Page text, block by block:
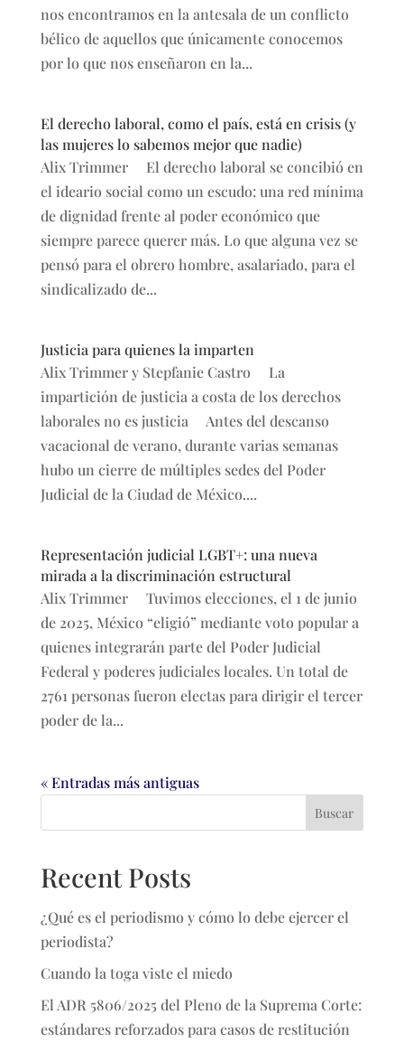
nos encontramos en la antesala de un conflicto
bélico de aquellos que únicamente conocemos
por lo que nos enseñaron en la...
El derecho laboral, como el país, está en crisis (y
las mujeres lo sabemos mejor que nadie)
Alix Trimmer El derecho laboral se concibió en
el ideario social como un escudo: una red mínima
de dignidad frente al poder económico que
siempre parece querer más. Lo que alguna vez se
pensó para el obrero hombre, asalariado, para el
sindicalizado de...
Justicia para quienes la imparten
Alix Trimmer y Stepfanie Castro La
impartición de justicia a costa de los derechos
laborales no es justicia Antes del descanso
vacacional de verano, durante varias semanas
hubo un cierre de múltiples sedes del Poder
Judicial de la Ciudad de México....
Representación judicial LGBT+: una nueva
mirada a la discriminación estructural
Alix Trimmer Tuvimos elecciones, el 1 de junio
de 2025, México “eligió” mediante voto popular a
quienes integrarán parte del Poder Judicial
Federal y poderes judiciales locales. Un total de
2761 personas fueron electas para dirigir el tercer
poder de la...
« Entradas más antiguas
Buscar
Recent Posts
¿Qué es el periodismo y cómo lo debe ejercer el
periodista?
Cuando la toga viste el miedo
El ADR 5806/2025 del Pleno de la Suprema Corte:
estándares reforzados para casos de restitución